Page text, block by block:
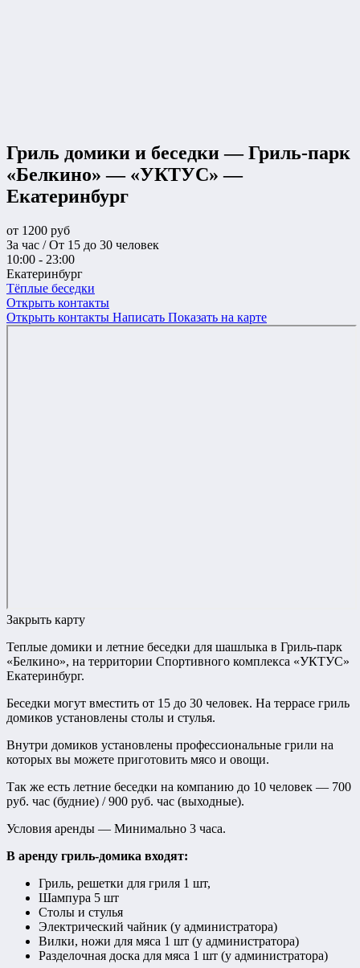
Гриль домики и беседки — Гриль-парк
«Белкино» — «УКТУС» —
Екатеринбург
от 1200 руб
За час / От 15 до 30 человек
10:00 - 23:00
Екатеринбург
Тёплые беседки
Открыть контакты
Открыть контакты Написать Показать на карте
Закрыть карту
Теплые домики и летние беседки для шашлыка в Гриль-парк
«Белкино», на территории Спортивного комплекса «УКТУС»
Екатеринбург.
Беседки могут вместить от 15 до 30 человек. На террасе гриль
домиков установлены столы и стулья.
Внутри домиков установлены профессиональные грили на
которых вы можете приготовить мясо и овощи.
Так же есть летние беседки на компанию до 10 человек — 700
руб. час (будние) / 900 руб. час (выходные).
Условия аренды — Минимально 3 часа.
В аренду гриль-домика входят:
Гриль, решетки для гриля 1 шт,
Шампура 5 шт
Столы и стулья
Электрический чайник (у администратора)
Вилки, ножи для мяса 1 шт (у администратора)
Разделочная доска для мяса 1 шт (у администратора)